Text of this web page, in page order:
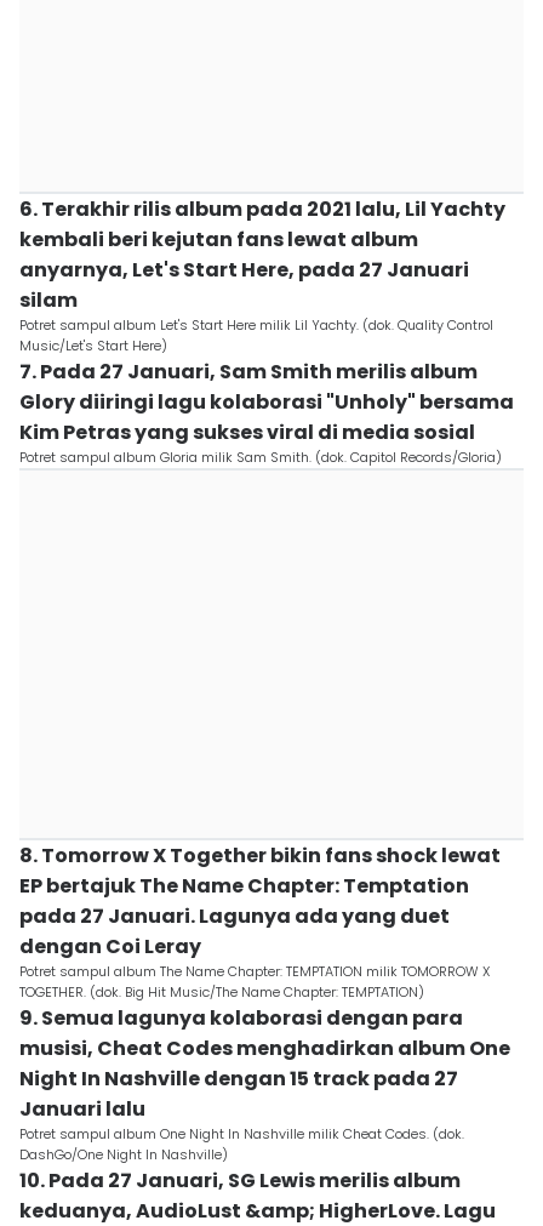
6. Terakhir rilis album pada 2021 lalu, Lil Yachty
kembali beri kejutan fans lewat album
anyarnya, Let's Start Here, pada 27 Januari
silam
Potret sampul album Let's Start Here milik Lil Yachty. (dok. Quality Control
Music/Let's Start Here)
7. Pada 27 Januari, Sam Smith merilis album
Glory diiringi lagu kolaborasi "Unholy" bersama
Kim Petras yang sukses viral di media sosial
Potret sampul album Gloria milik Sam Smith. (dok. Capitol Records/Gloria)
8. Tomorrow X Together bikin fans shock lewat
EP bertajuk The Name Chapter: Temptation
pada 27 Januari. Lagunya ada yang duet
dengan Coi Leray
Potret sampul album The Name Chapter: TEMPTATION milik TOMORROW X
TOGETHER. (dok. Big Hit Music/The Name Chapter: TEMPTATION)
9. Semua lagunya kolaborasi dengan para
musisi, Cheat Codes menghadirkan album One
Night In Nashville dengan 15 track pada 27
Januari lalu
Potret sampul album One Night In Nashville milik Cheat Codes. (dok.
DashGo/One Night In Nashville)
10. Pada 27 Januari, SG Lewis merilis album
keduanya, AudioLust &amp; HigherLove. Lagu